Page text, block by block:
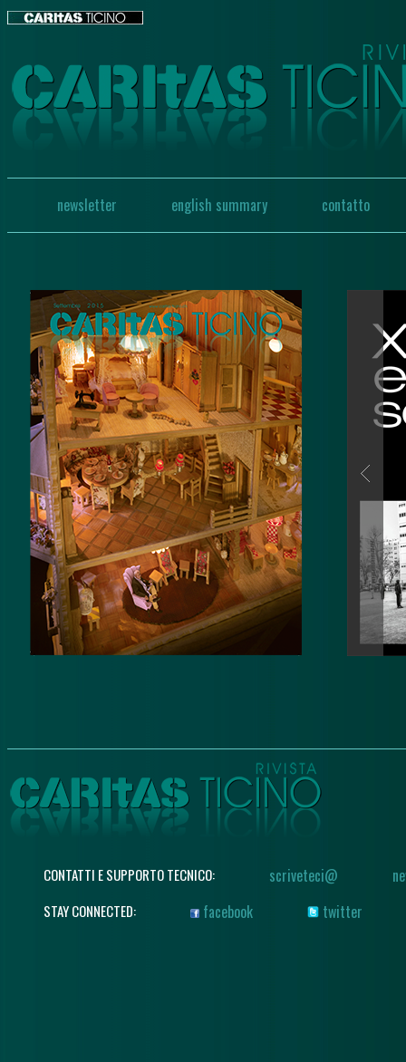
newsletter english summary contatto
CONTATTI E SUPPORTO TECNICO: scriveteci@
STAY CONNECTED: facebook twitter